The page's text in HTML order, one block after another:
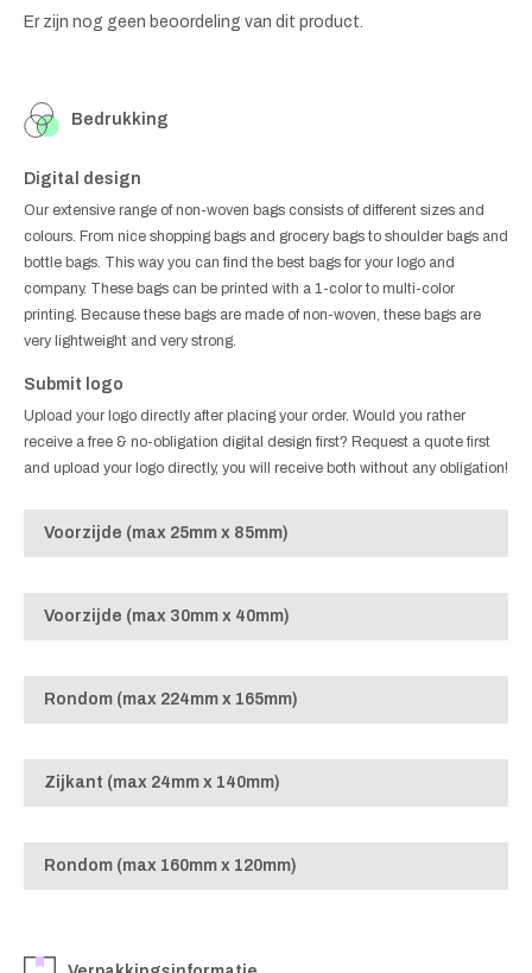
Er zijn nog geen beoordeling van dit product.
Bedrukking
Digital design
Our extensive range of non-woven bags consists of different sizes and
colours. From nice shopping bags and grocery bags to shoulder bags and
bottle bags. This way you can find the best bags for your logo and
company. These bags can be printed with a 1-color to multi-color
printing. Because these bags are made of non-woven, these bags are
very lightweight and very strong.
Submit logo
Upload your logo directly after placing your order. Would you rather
receive a free & no-obligation digital design first? Request a quote first
and upload your logo directly, you will receive both without any obligation!
Voorzijde (max 25mm x 85mm)
Voorzijde (max 30mm x 40mm)
Rondom (max 224mm x 165mm)
Zijkant (max 24mm x 140mm)
Rondom (max 160mm x 120mm)